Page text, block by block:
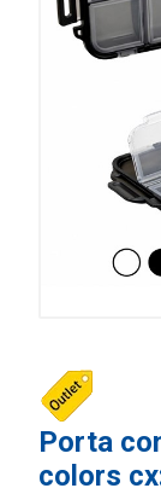
Porta
colors